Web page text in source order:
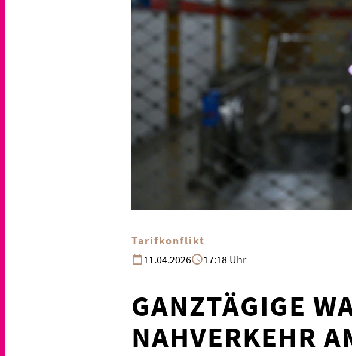
Tarifkonflikt
11.04.2026
17:18 Uhr
GANZTÄGIGE
NAHVERKEHR